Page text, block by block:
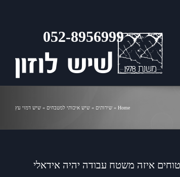
Home
» שירותים » שיש איכותי למטבחים » שיש דמוי עץ
איזה משטח עבודה יהיה אידאלי